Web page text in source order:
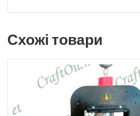
Схожі товари